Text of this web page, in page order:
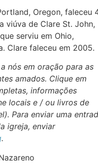
Oregon, faleceu
viúva de Clare St. John,
serviu em Ohio,
Clare faleceu em 2005.
nós em oração para as
amados. Clique em
informações
locais e / ou livros de
Para enviar uma
igreja, enviar
.